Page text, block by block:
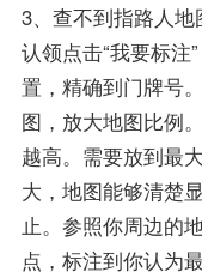
3、查不到指路人
认领点击“我要标注
置，精确到门牌号
图，放大地图比例
越高。需要放到最
大，地图能够清楚
止。参照你周边的
点，标注到你认为